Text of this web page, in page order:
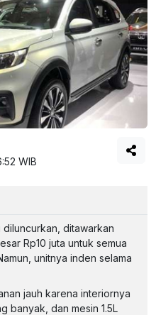
WIB
diluncurkan, ditawarkan
Rp10 juta untuk semua
unitnya inden selama
jauh karena interiornya
banyak, dan mesin 1.5L